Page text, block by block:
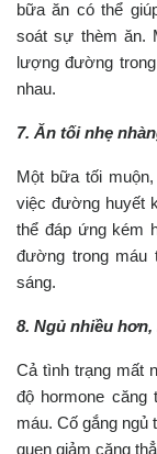
bữa ăn có thể
soát sự thèm ăn.
lượng đường
nhau.
7. Ăn tối nhẹ
Một bữa tối
việc đường huyết
thể đáp ứng kém
đường trong máu
sáng.
8. Ngủ nhiều
Cả tình trạng mất
độ hormone căng
máu. Cố gắng ngủ
quen giảm căng